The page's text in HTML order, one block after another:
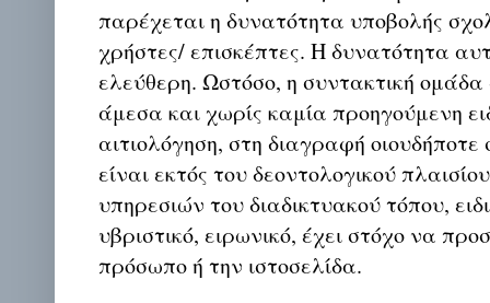
παρέχεται η δυνατότητα υποβολής
χρήστες/ επισκέπτες. Η δυνατότητα
ελεύθερη. Ωστόσο, η συντακτική
άμεσα και χωρίς καμία προηγούμενη
αιτιολόγηση, στη διαγραφή οιουδήποτε
είναι εκτός του δεοντολογικού
υπηρεσιών του διαδικτυακού τόπου,
υβριστικό, ειρωνικό, έχει στόχο να
πρόσωπο ή την ιστοσελίδα.